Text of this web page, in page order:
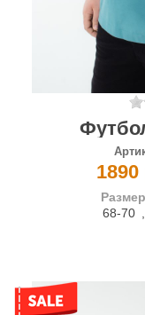
1890
68-70